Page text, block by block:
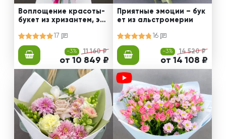
Воплощение красоты-
букет из хризантем, эус
17
-3% 11 160 ₽
от 10 849 ₽
Приятные эмоции – бук
ет из альстромерии
16
-3% 14 520 ₽
от 14 108 ₽